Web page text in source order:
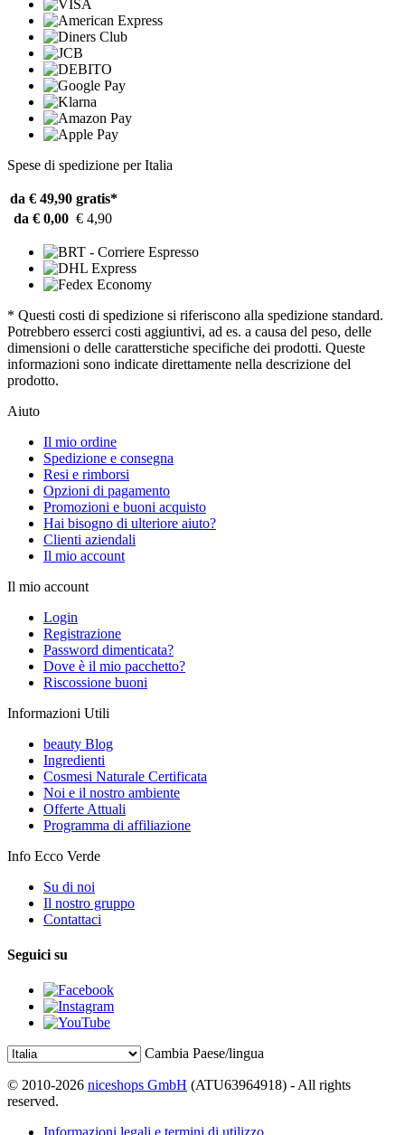
Spese di spedizione per Italia
da € 49,90 gratis*
da € 0,00 € 4,90
* Questi costi di spedizione si riferiscono alla spedizione standard.
Potrebbero esserci costi aggiuntivi, ad es. a causa del peso, delle
dimensioni o delle caratterstiche specifiche dei prodotti. Queste
informazioni sono indicate direttamente nella descrizione del
prodotto.
Aiuto
Il mio ordine
Spedizione e consegna
Resi e rimborsi
Opzioni di pagamento
Promozioni e buoni acquisto
Hai bisogno di ulteriore aiuto?
Clienti aziendali
Il mio account
Il mio account
Login
Registrazione
Password dimenticata?
Dove è il mio pacchetto?
Riscossione buoni
Informazioni Utili
beauty Blog
Ingredienti
Cosmesi Naturale Certificata
Noi e il nostro ambiente
Offerte Attuali
Programma di affiliazione
Info Ecco Verde
Su di noi
Il nostro gruppo
Contattaci
Seguici su
Cambia Paese/lingua
© 2010-2026 niceshops GmbH (ATU63964918) - All rights
reserved.